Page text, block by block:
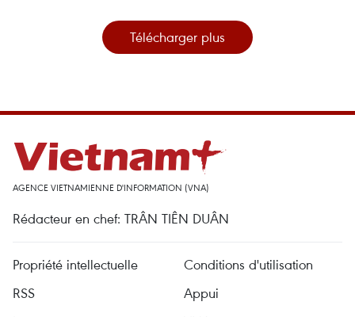
Télécharger plus
AGENCE VIETNAMIENNE D'INFORMATION (VNA)
Rédacteur en chef: TRÂN TIÊN DUÂN
Propriété intellectuelle
Conditions d'utilisation
RSS
Appui